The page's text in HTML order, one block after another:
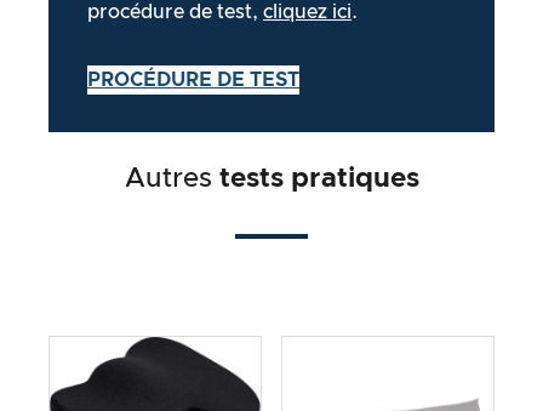
procédure de test, cliquez ici.
PROCÉDURE DE TEST
Autres tests pratiques